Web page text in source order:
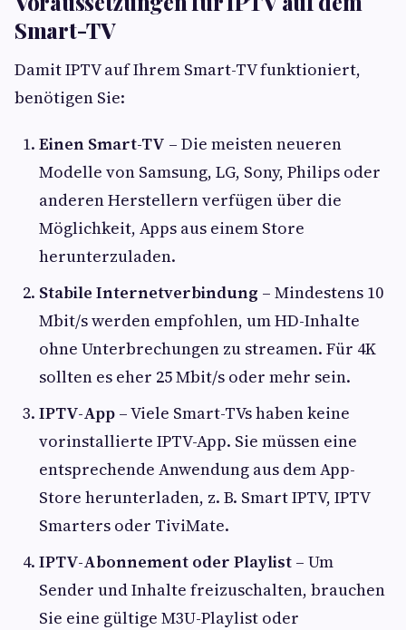
Smart-TV
Damit IPTV auf Ihrem Smart-TV funktioniert,
benötigen Sie:
Einen Smart-TV – Die meisten neueren
Modelle von Samsung, LG, Sony, Philips oder
anderen Herstellern verfügen über die
Möglichkeit, Apps aus einem Store
herunterzuladen.
Stabile Internetverbindung – Mindestens 10
Mbit/s werden empfohlen, um HD-Inhalte
ohne Unterbrechungen zu streamen. Für 4K
sollten es eher 25 Mbit/s oder mehr sein.
IPTV-App – Viele Smart-TVs haben keine
vorinstallierte IPTV-App. Sie müssen eine
entsprechende Anwendung aus dem App-
Store herunterladen, z. B. Smart IPTV, IPTV
Smarters oder TiviMate.
IPTV-Abonnement oder Playlist – Um
Sender und Inhalte freizuschalten, brauchen
Sie eine gültige M3U-Playlist oder